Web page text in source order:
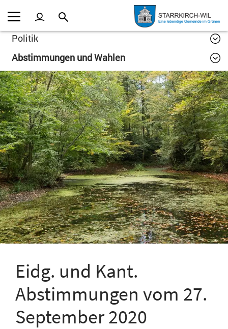
Kopfzeile
Inhalt
Politik
Abstimmungen und Wahlen
Eidg. und Kant.
Abstimmungen vom 27.
September 2020